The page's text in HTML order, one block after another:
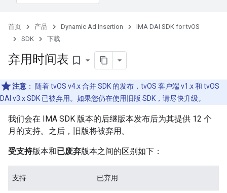
首页 产品 Dynamic Ad Insertion
IMA DAI SDK for tvOS
SDK
下载
弃用时间表 bookmark_border
注意 ：
随着 tvOS v4.x 合并 SDK 的发布，tvOS 客户端 v1.x 和 tvOS
DAI v3.x SDK 已被弃用。如果您仍在使用旧版 SDK，请尽快升级。
我们会在 IMA SDK 版本的后继版本发布后为其提供 12 个
月的支持。之后，旧版将被弃用。
受支持版本和已废弃版本之间的区别如下：
支持 已弃用